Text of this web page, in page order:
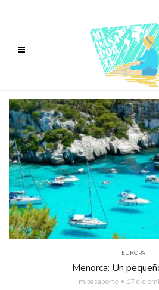
EUROPA
Menorca: Un
mipasaporte 17